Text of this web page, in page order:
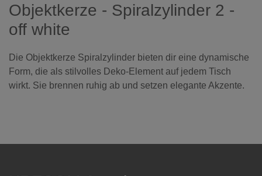
Objektkerze - Spiralzylinder 2 -
off white
Die Objektkerze Spiralzylinder bieten dir eine dynamische
Form, die als stilvolles Deko-Element auf jedem Tisch
wirkt. Sie brennen ruhig ab und setzen elegante Akzente.